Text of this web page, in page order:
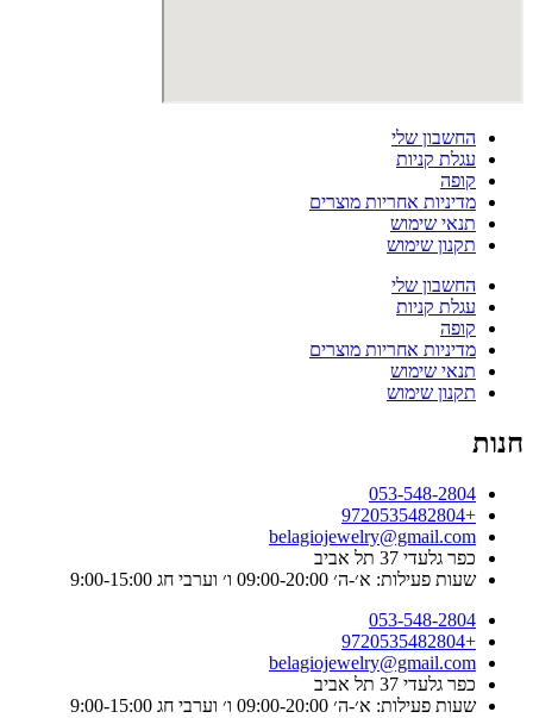
החשבון שלי
עגלת קניות
קופה
מדיניות אחריות מוצרים
תנאי שימוש
תקנון שימוש
החשבון שלי
עגלת קניות
קופה
מדיניות אחריות מוצרים
תנאי שימוש
תקנון שימוש
חנות
053-548-2804
+9720535482804
belagiojewelry@gmail.com
כפר גלעדי 37 תל אביב
שעות פעילות: א׳-ה׳ 09:00-20:00 ו׳ וערבי חג 9:00-15:00
053-548-2804
+9720535482804
belagiojewelry@gmail.com
כפר גלעדי 37 תל אביב
שעות פעילות: א׳-ה׳ 09:00-20:00 ו׳ וערבי חג 9:00-15:00